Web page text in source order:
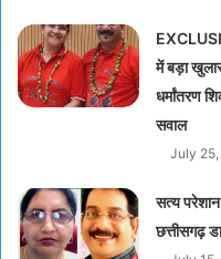
में बड़ा
धर्मांतरण
सवाल
July
सत्य
छत्तीसगढ़